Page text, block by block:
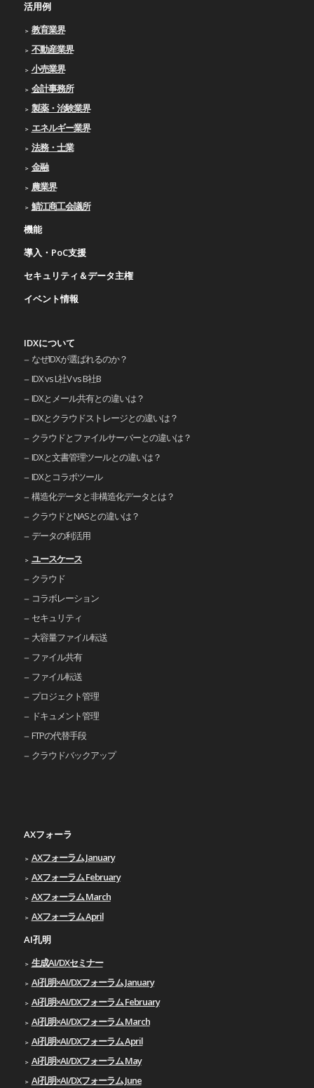
活用例
教育業界
不動産業界
小売業界
会計事務所
製薬・治験業界
エネルギー業界
法務・士業
金融
農業界
鯖江商工会議所
機能
導入・PoC支援
セキュリティ＆データ主権
イベント情報
IDXについて
なぜIDXが選ばれるのか？
IDX vs L社V vs B社B
IDXとメール共有との違いは？
IDXとクラウドストレージとの違いは？
クラウドとファイルサーバーとの違いは？
IDXと文書管理ツールとの違いは？
IDXとコラボツール
構造化データと非構造化データとは？
クラウドとNASとの違いは？
データの利活用
ユースケース
クラウド
コラボレーション
セキュリティ
大容量ファイル転送
ファイル共有
ファイル転送
プロジェクト管理
ドキュメント管理
FTPの代替手段
クラウドバックアップ
AXフォーラ
AXフォーラム January
AXフォーラム February
AXフォーラム March
AXフォーラム April
AI孔明
生成AI/DXセミナー
AI孔明×AI/DXフォーラム January
AI孔明×AI/DXフォーラム February
AI孔明×AI/DXフォーラム March
AI孔明×AI/DXフォーラム April
AI孔明×AI/DXフォーラム May
AI孔明×AI/DXフォーラム June